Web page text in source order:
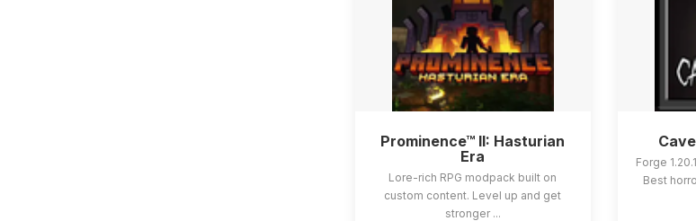
Prominence™ II: Hasturian
Era
Lore-rich RPG modpack built on
custom content. Level up and get
stronger ...
Forge
Best